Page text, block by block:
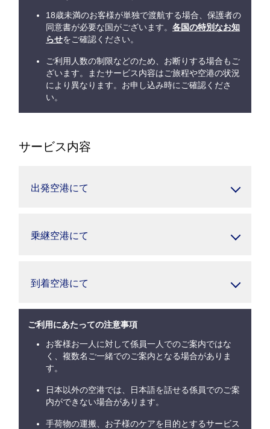
18歳未満のお客様が単独で渡航する場合、保護者の
同意書が必要な国がございます。 各国の特別なお知
らせをご確認ください。
ご利用人数の制限などのため、お断りする場合もご
ざいます。またサービス内容はご旅程や空港の状況
により異なります。お申し込み時にご確認くださ
い。
サービス内容
出発空港にて
乗継空港にて
到着空港にて
ご利用にあたっての注意事項
お客様お一人に対して係員一人でのご案内ではな
く、複数名ご一緒でのご案内となる場合がありま
す。
日本以外の空港では、日本語を話せる係員でのご案
内ができない場合があります。
手荷物の運搬、お子様のケアを目的とするサービス